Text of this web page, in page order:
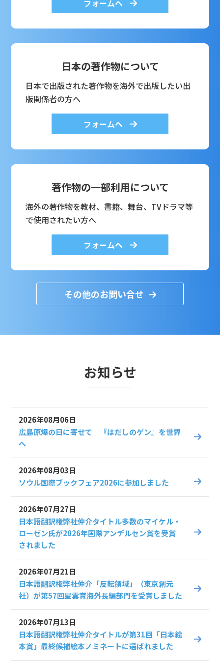
フォームへ
日本の著作物について
日本で出版された著作物を海外で出版したい出
版関係者の方へ
フォームへ
著作物の一部利用について
海外の著作物を教材、書籍、舞台、TVドラマ等
で使用されたい方へ
フォームへ
その他のお問い合せ
お知らせ
2026年08月06日
広島原爆の日に寄せて 『はだしのゲン』を世界
へ
2026年08月03日
ソウル国際ブックフェア2026に参加しました
2026年07月27日
日本語翻訳権弊社仲介タイトル多数のマイケル・
ローゼン氏が2026年国際アンデルセン賞を受賞
されました
2026年07月21日
日本語翻訳権弊社仲介「反転領域」（東京創元
社）が第57回星雲賞海外長編部門を受賞しました
2026年07月13日
日本語翻訳権弊社仲介タイトルが第31回「日本絵
本賞」最終候補絵本ノミネートに選ばれました